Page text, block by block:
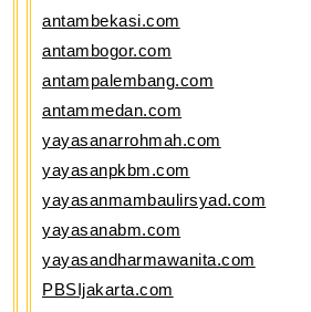
antambekasi.com
antambogor.com
antampalembang.com
antammedan.com
yayasanarrohmah.com
yayasanpkbm.com
yayasanmambaulirsyad.com
yayasanabm.com
yayasandharmawanita.com
PBSIjakarta.com